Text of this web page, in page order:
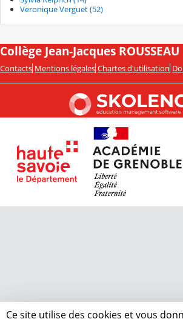
Veronique Verguet (52)
Collège Jean-Jacques ROUSSEAU
Contacts Mentions légales Chartes d'utilisation
Ce site utilise des cookies et vous